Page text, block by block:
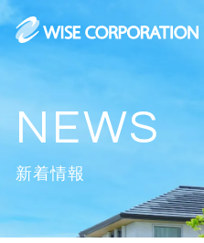
Skip
to
content
新着情報